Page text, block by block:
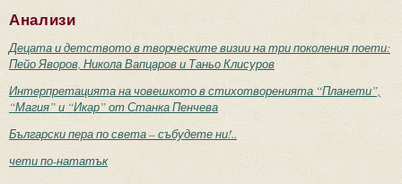
Анализи
Децата и детството в творческите визии на три поколения поети:
Пейо Яворов, Никола Вапцаров и Таньо Клисуров
Интерпретацията на човешкото в стихотворенията “Планети”,
“Магия” и “Икар” от Станка Пенчева
Български пера по света – събудете ни!..
чети по-нататък